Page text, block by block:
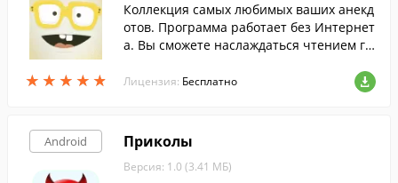
★ ★ ★ ★ ★
★ ★ ★ ★ ★
Коллекция самых любимых ваших анекд
отов. Программа работает без Интернет
а. Вы сможете наслаждаться чтением гд
и в командировке.
Лицензия: Бесплатно
Android Приколы
Версия: 1.0 (3.41 МБ)